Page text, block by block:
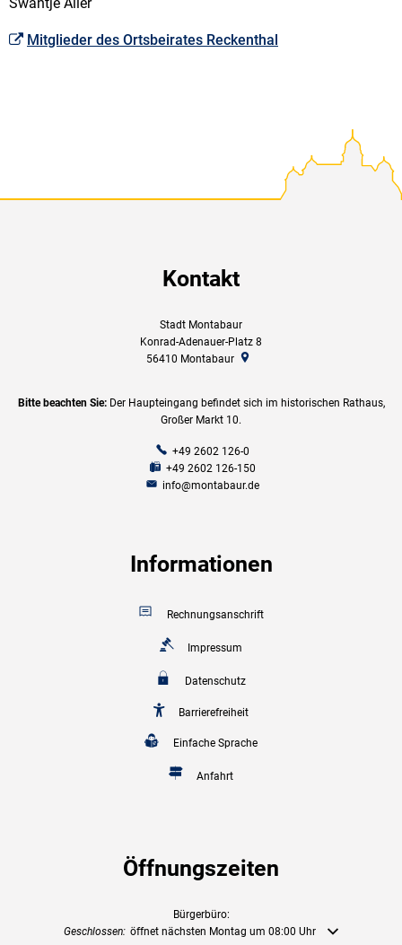
Mitglieder des Ortsbeirates Reckenthal
Kontakt
Stadt Montabaur
Konrad-Adenauer-Platz 8
56410 Montabaur
Bitte beachten Sie: Der Haupteingang befindet sich im historischen Rathaus,
Großer Markt 10.
+49 2602 126-0
+49 2602 126-150
info@montabaur.de
Informationen
Rechnungsanschrift
Impressum
Datenschutz
Barrierefreiheit
Einfache Sprache
Anfahrt
Öffnungszeiten
Bürgerbüro:
Klicken, um weitere Öffnungs- oder Schließzeiten auszublenden
Geschlossen: öffnet nächsten Montag um 08:00 Uhr